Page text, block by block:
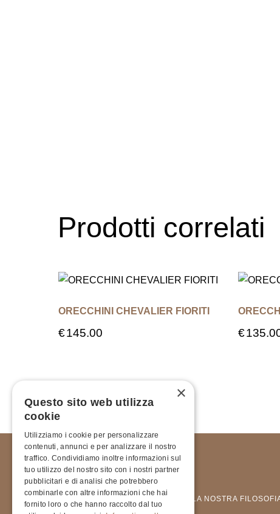
Prodotti correlati
ORECCHINI CHEVALIER FIORITI
€145.00 €
LA NOSTRA
×
Questo sito web utilizza
cookie
Utilizziamo i cookie per personalizzare
contenuti, annunci e per analizzare il nostro
traffico. Condividiamo inoltre informazioni sul
tuo utilizzo del nostro sito con i nostri partner
pubblicitari e di analisi che potrebbero
combinarle con altre informazioni che hai
fornito loro o che hanno raccolto dal tuo